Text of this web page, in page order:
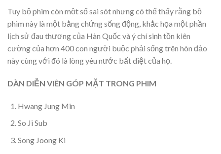
Tuy bộ phim còn một số sai sót nhưng có thể thấy rằng bộ
phim này là một bằng chứng sống động, khắc họa một phần
lịch sử đau thương của Hàn Quốc và ý chí sinh tồn kiên
cường của hơn 400 con người buộc phải sống trên hòn đảo
này cùng với đó là lòng yêu nước bất diệt của họ.
DÀN DIỄN VIÊN GÓP MẶT TRONG PHIM
Hwang Jung Min
So Ji Sub
Song Joong Ki